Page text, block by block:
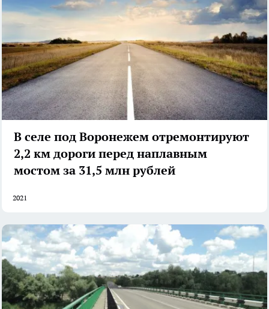
В селе под Воронежем отремонтируют
2,2 км дороги перед наплавным
мостом за 31,5 млн рублей
2021